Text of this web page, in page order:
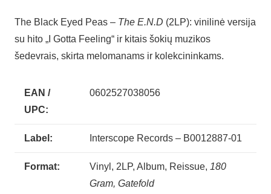
The Black Eyed Peas – The E.N.D (2LP): vinilinė versija
su hito „I Gotta Feeling“ ir kitais šokių muzikos
šedevrais, skirta melomanams ir kolekcininkams.
EAN /
UPC:
0602527038056
Label: Interscope Records – B0012887-01
Format: Vinyl, 2LP, Album, Reissue, 180
Gram, Gatefold